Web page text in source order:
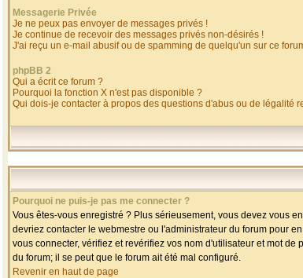
Messagerie Privée
Je ne peux pas envoyer de messages privés !
Je continue de recevoir des messages privés non-désirés !
J'ai reçu un e-mail abusif ou de spamming de quelqu'un sur ce
phpBB 2
Qui a écrit ce forum ?
Pourquoi la fonction X n'est pas disponible ?
Qui dois-je contacter à propos des questions d'abus ou de légalité
Pourquoi ne puis-je pas me connecter ?
Vous êtes-vous enregistré ? Plus sérieusement, vous devez vous
devriez contacter le webmestre ou l'administrateur du forum pour
vous connecter, vérifiez et revérifiez vos nom d'utilisateur et mot
du forum; il se peut que le forum ait été mal configuré.
Revenir en haut de page